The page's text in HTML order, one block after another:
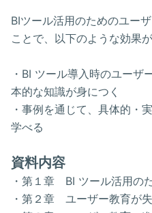
BIツール活用のためのユー
ことで、以下のような効果
・BI ツール導入時のユーザ
本的な知識が身につく
・事例を通じて、具体的・
学べる
資料内容
・第１章 BI ツール活用の
・第２章 ユーザー教育が